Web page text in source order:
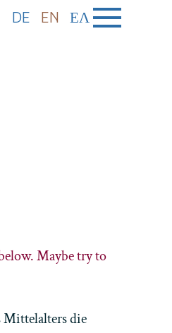
DE EN ΕΛ
Maybe try to
Mittelalters die